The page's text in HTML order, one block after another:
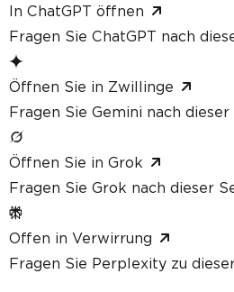
In ChatGPT öffnen
Fragen Sie ChatGPT nach
Öffnen Sie in Zwillinge
Fragen Sie Gemini nach
Öffnen Sie in Grok
Fragen Sie Grok nach dieser
Offen in Verwirrung
Fragen Sie Perplexity zu